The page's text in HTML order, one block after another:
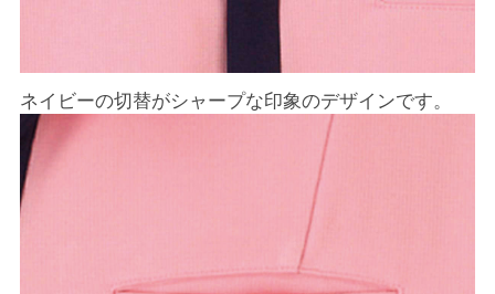
ネイビーの切替がシャープな印象のデザインです。